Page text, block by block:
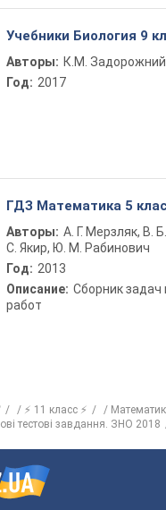
Учебники Биология 9
Авторы: К.М. Задорожний
Год: 2017
ГДЗ Математика 5
Авторы: А. Г. Мерзляк, В.
С. Якир, Ю. М. Рабинович
Год: 2013
Описание: Сборник задач
работ
⚡ 11 класс ⚡
тестові завдання. ЗНО 2018